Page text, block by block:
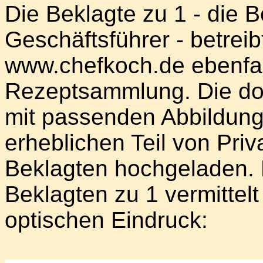
Die Beklagte zu 1 - die
Geschäftsführer -
www.chefkoch.de
Rezeptsammlung. Die
mit passenden
erheblichen Teil von
Beklagten
Beklagten zu 1
optischen Eindruck: